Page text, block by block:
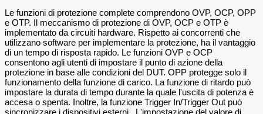
Le funzioni di protezione complete comprendono OVP, OCP, OPP
e OTP. Il meccanismo di protezione di OVP, OCP e OTP è
implementato da circuiti hardware. Rispetto ai concorrenti che
utilizzano software per implementare la protezione, ha il vantaggio
di un tempo di risposta rapido. Le funzioni OVP e OCP
consentono agli utenti di impostare il punto di azione della
protezione in base alle condizioni del DUT. OPP protegge solo il
funzionamento della funzione di carico. La funzione di ritardo può
impostare la durata di tempo durante la quale l'uscita di potenza è
accesa o spenta. Inoltre, la funzione Trigger In/Trigger Out può